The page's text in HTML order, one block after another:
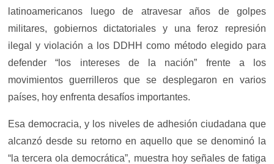
latinoamericanos luego de atravesar años de golpes
militares, gobiernos dictatoriales y una feroz represión
ilegal y violación a los DDHH como método elegido para
defender “los intereses de la nación” frente a los
movimientos guerrilleros que se desplegaron en varios
países, hoy enfrenta desafíos importantes.
Esa democracia, y los niveles de adhesión ciudadana que
alcanzó desde su retorno en aquello que se denominó la
“la tercera ola democrática”, muestra hoy señales de fatiga